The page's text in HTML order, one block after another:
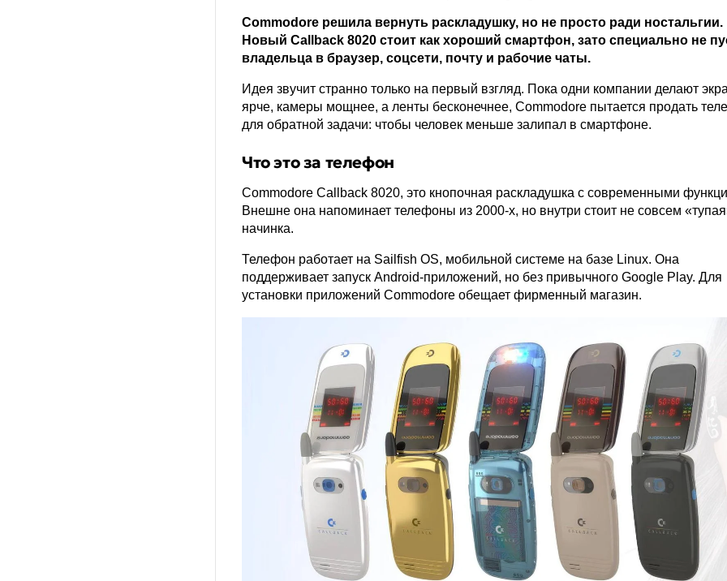
Commodore решила вернуть раскладушку, но не просто ради ностальгии.
Новый Callback 8020 стоит как хороший смартфон, зато специально не
владельца в браузер, соцсети, почту и рабочие чаты.
Идея звучит странно только на первый взгляд. Пока одни компании делают
ярче, камеры мощнее, а ленты бесконечнее, Commodore пытается продать
для обратной задачи: чтобы человек меньше залипал в смартфоне.
Что это за телефон
Commodore Callback 8020, это кнопочная раскладушка с современными
Внешне она напоминает телефоны из 2000-х, но внутри стоит не совсем
начинка.
Телефон работает на Sailfish OS, мобильной системе на базе Linux. Она
поддерживает запуск Android-приложений, но без привычного Google Play. Для
установки приложений Commodore обещает фирменный магазин.